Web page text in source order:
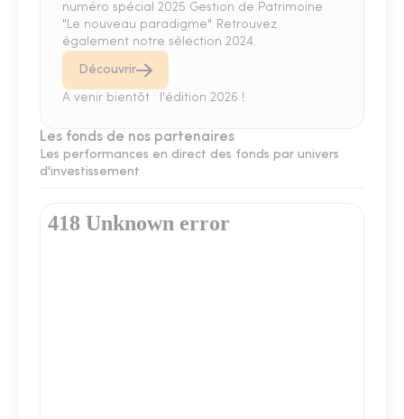
numéro spécial 2025 Gestion de Patrimoine
"Le nouveau paradigme". Retrouvez
également notre sélection 2024.
Découvrir
A venir bientôt : l'édition 2026 !
Les fonds de nos partenaires
Les performances en direct des fonds par univers
d'investissement